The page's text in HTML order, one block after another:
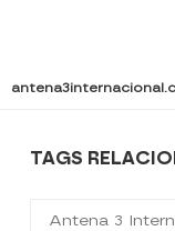
TAGS
Antena 3